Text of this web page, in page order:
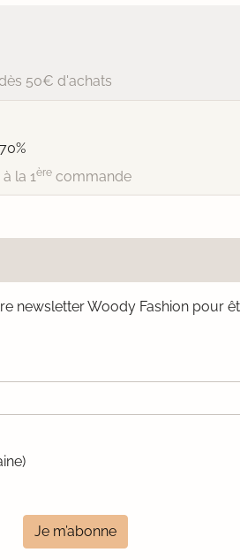
50€ d'achats
à la 1èrecommande
newsletter Woody Fashion pour
Je m’abonne